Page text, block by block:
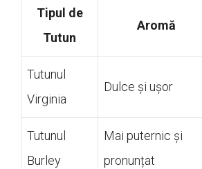
Tipul de
Tutun
Aromă
Tutunul
Virginia
Dulce și ușor
Tutunul
Burley
Mai puternic și
pronunțat